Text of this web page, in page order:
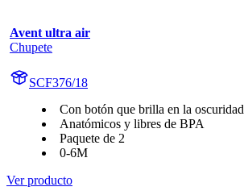
Avent ultra air
Chupete
SCF376/18
Con botón que brilla en la oscuridad
Anatómicos y libres de BPA
Paquete de 2
0-6M
Ver producto